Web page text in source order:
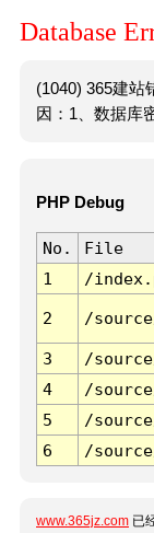
Database
(1040) 365建站
因：1、数据库
PHP Debug
No. File
1
/
2 /
3 /
4
/
5
/
6
/
www.365jz.com 已